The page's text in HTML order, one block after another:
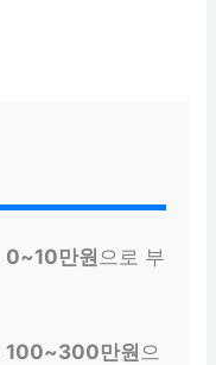
0~10만원 으로 부
100~300만원 으